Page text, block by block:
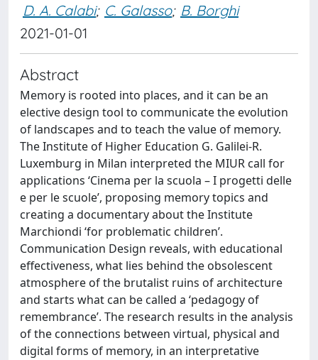
D. A. Calabi; C. Galasso; B. Borghi
2021-01-01
Abstract
Memory is rooted into places, and it can be an
elective design tool to communicate the evolution
of landscapes and to teach the value of memory.
The Institute of Higher Education G. Galilei-R.
Luxemburg in Milan interpreted the MIUR call for
applications ‘Cinema per la scuola – I progetti delle
e per le scuole’, proposing memory topics and
creating a documentary about the Institute
Marchiondi ‘for problematic children’.
Communication Design reveals, with educational
effectiveness, what lies behind the obsolescent
atmosphere of the brutalist ruins of architecture
and starts what can be called a ‘pedagogy of
remembrance’. The research results in the analysis
of the connections between virtual, physical and
digital forms of memory, in an interpretative